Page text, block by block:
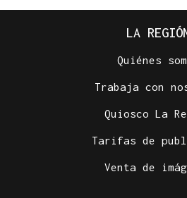
LA
Quiénes
Trabaja con
Quiosco La
Tarifas de
Venta de